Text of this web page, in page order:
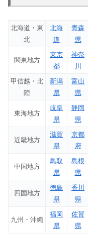
北海道・東
北
北海
道
青森
県
関東地方
東京
都
神奈
川
甲信越・北
陸
新潟
県
富山
県
東海地方
岐阜
県
静岡
県
近畿地方
滋賀
県
京都
府
中国地方
鳥取
県
島根
県
四国地方
徳島
県
香川
県
九州・沖縄
福岡
県
佐賀
県